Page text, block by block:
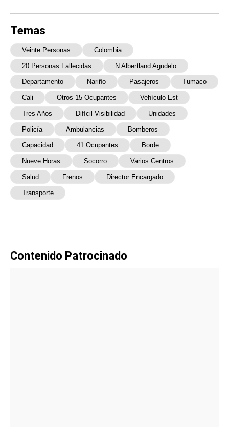
Temas
Veinte Personas Colombia
20 Personas Fallecidas N Albertland Agudelo
Departamento Nariño Pasajeros Tumaco
Cali Otros 15 Ocupantes Vehículo Est
Tres Años Difícil Visibilidad Unidades
Policía Ambulancias Bomberos
Capacidad 41 Ocupantes Borde
Nueve Horas Socorro Varios Centros
Salud Frenos Director Encargado
Transporte
Contenido Patrocinado